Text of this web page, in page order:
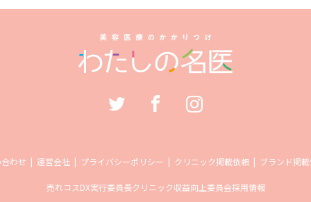
わせ 運営会社 プライバシーポリシー クリニック掲載依頼 ブランド掲
売れコスDX実行委員長クリニック収益向上委員会採用情報